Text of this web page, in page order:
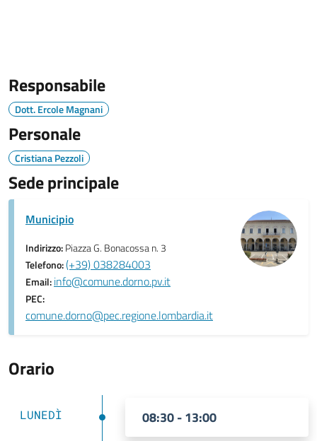
Responsabile
Dott. Ercole Magnani
Personale
Cristiana Pezzoli
Sede principale
Municipio
Indirizzo:Piazza G. Bonacossa n. 3
Telefono:(+39) 038284003
Email:info@comune.dorno.pv.it
PEC:
comune.dorno@pec.regione.lombardia.it
Orario
LUNEDÌ 08:30 - 13:00